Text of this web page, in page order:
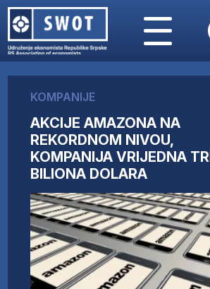
O NAMA
AKTUELNO
ANALIZE
KOMPANIJE
FINANSIJE
IZ STRANIH MEDIJA
AKTIVNOSTI
SWOT INTERVJU
UČLANI SE
KONTAKT
KOMPANIJE
AKCIJE AMAZONA NA
REKORDNOM NIVOU,
KOMPANIJA VRIJEDNA TRI
BILIONA DOLARA